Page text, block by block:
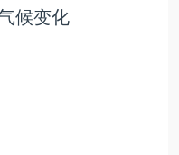
候变化